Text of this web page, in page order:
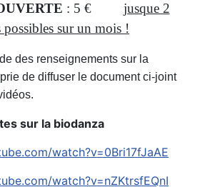
: 5 € jusque 2
possibles sur un mois !
des renseignements sur la
de diffuser le document ci-joint
sur la biodanza
watch?v=0Bri17fJaAE
watch?v=nZKtrsfEQnI